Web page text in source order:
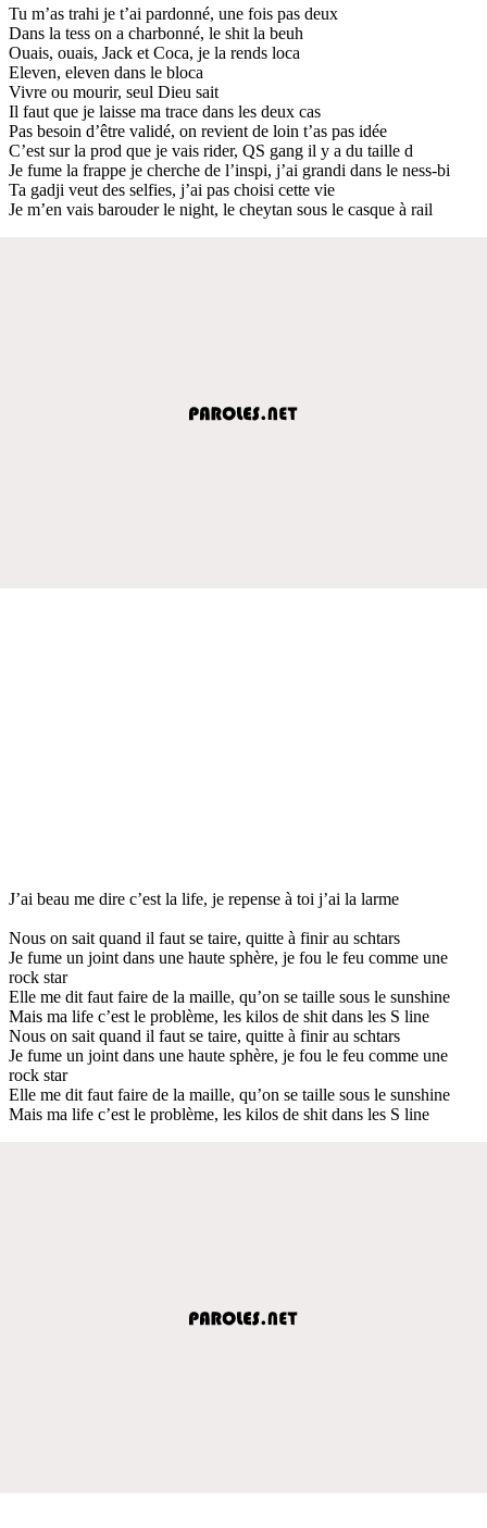
Tu m’as trahi je t’ai pardonné, une fois pas deux
Dans la tess on a charbonné, le shit la beuh
Ouais, ouais, Jack et Coca, je la rends loca
Eleven, eleven dans le bloca
Vivre ou mourir, seul Dieu sait
Il faut que je laisse ma trace dans les deux cas
Pas besoin d’être validé, on revient de loin t’as pas idée
C’est sur la prod que je vais rider, QS gang il y a du taille d
Je fume la frappe je cherche de l’inspi, j’ai grandi dans le ness-bi
Ta gadji veut des selfies, j’ai pas choisi cette vie
Je m’en vais barouder le night, le cheytan sous le casque à rail
J’ai beau me dire c’est la life, je repense à toi j’ai la larme
Nous on sait quand il faut se taire, quitte à finir au schtars
Je fume un joint dans une haute sphère, je fou le feu comme une
rock star
Elle me dit faut faire de la maille, qu’on se taille sous le sunshine
Mais ma life c’est le problème, les kilos de shit dans les S line
Nous on sait quand il faut se taire, quitte à finir au schtars
Je fume un joint dans une haute sphère, je fou le feu comme une
rock star
Elle me dit faut faire de la maille, qu’on se taille sous le sunshine
Mais ma life c’est le problème, les kilos de shit dans les S line